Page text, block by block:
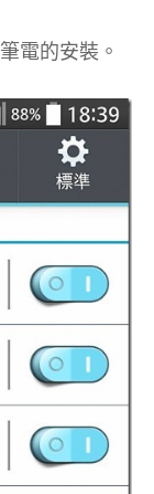
電的安裝。